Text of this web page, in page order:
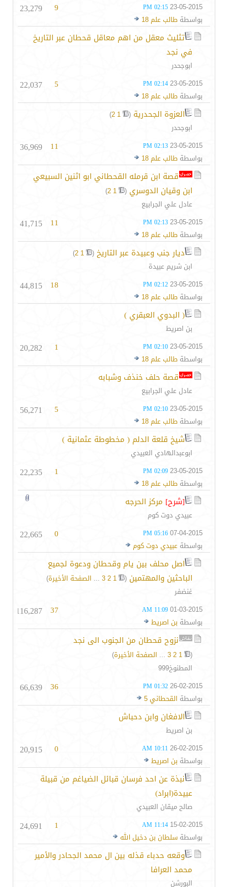
23-05-2015
02:15 PM
بواسطة طالب علم 18
9
23,279
تثليث معقل من اهم معاقل قحطان عبر التاريخ
في نجد
ابوجحدر
23-05-2015
02:14 PM
بواسطة طالب علم 18
5
22,037
العزوة الجحدرية (
1
2
)
ابوجحدر
23-05-2015
02:13 PM
بواسطة طالب علم 18
11
36,969
قصة ابن قرمله القحطاني ابو اثنين السبيعي
ابن وقيان الدوسري (
1
2
)
عادل علي الجرابيع
23-05-2015
02:13 PM
بواسطة طالب علم 18
11
41,715
ديار جنب وعبيدة عبر التاريخ (
1
2
)
ابن شريم عبيدة
23-05-2015
02:12 PM
بواسطة طالب علم 18
18
44,815
( البدوي العبقري )
بن اصريط
23-05-2015
02:10 PM
بواسطة طالب علم 18
1
20,282
قصة حلف خنذف وشبابه
عادل علي الجرابيع
23-05-2015
02:10 PM
بواسطة طالب علم 18
5
56,271
شيخ قلعة الدلم ( مخطوطة عثمانية )
ابوعبدالهادي العبيدي
23-05-2015
02:09 PM
بواسطة طالب علم 18
1
22,235
[شرح] مركز الحرجه
عبيدي دوت كوم
07-04-2015
05:16 PM
بواسطة عبيدي دوت كوم
0
22,665
اصل محلف بين يام وقحطان ودعوة لجميع
الباحثين والمهتمين (
1
2
3
... الصفحة الأخيرة)
غنضفر
01-03-2015
11:09 AM
بواسطة بن اصريط
37
116,287
نزوح قحطان من الجنوب الى نجد
(
1
2
3
... الصفحة الأخيرة)
المطنوخ999
26-02-2015
01:32 PM
بواسطة القحطاني 5
36
66,639
الافغان وابن دحباش
بن اصريط
26-02-2015
10:11 AM
بواسطة بن اصريط
0
20,915
نبذة عن احد فرسان قبائل الضياغم من قبيلة
عبيدة(ابراد)
صالح ميقان العبيدي
15-02-2015
11:14 AM
بواسطة سلطان بن دخيل الله
1
24,691
وقعه حدباء قذله بين ال محمد الجحادر والأمير
محمد العرافا
البورشن